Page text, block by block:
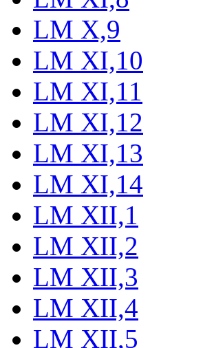
LM X,9
LM XI,10
LM XI,11
LM XI,12
LM XI,13
LM XI,14
LM XII,1
LM XII,2
LM XII,3
LM XII,4
LM XII,5